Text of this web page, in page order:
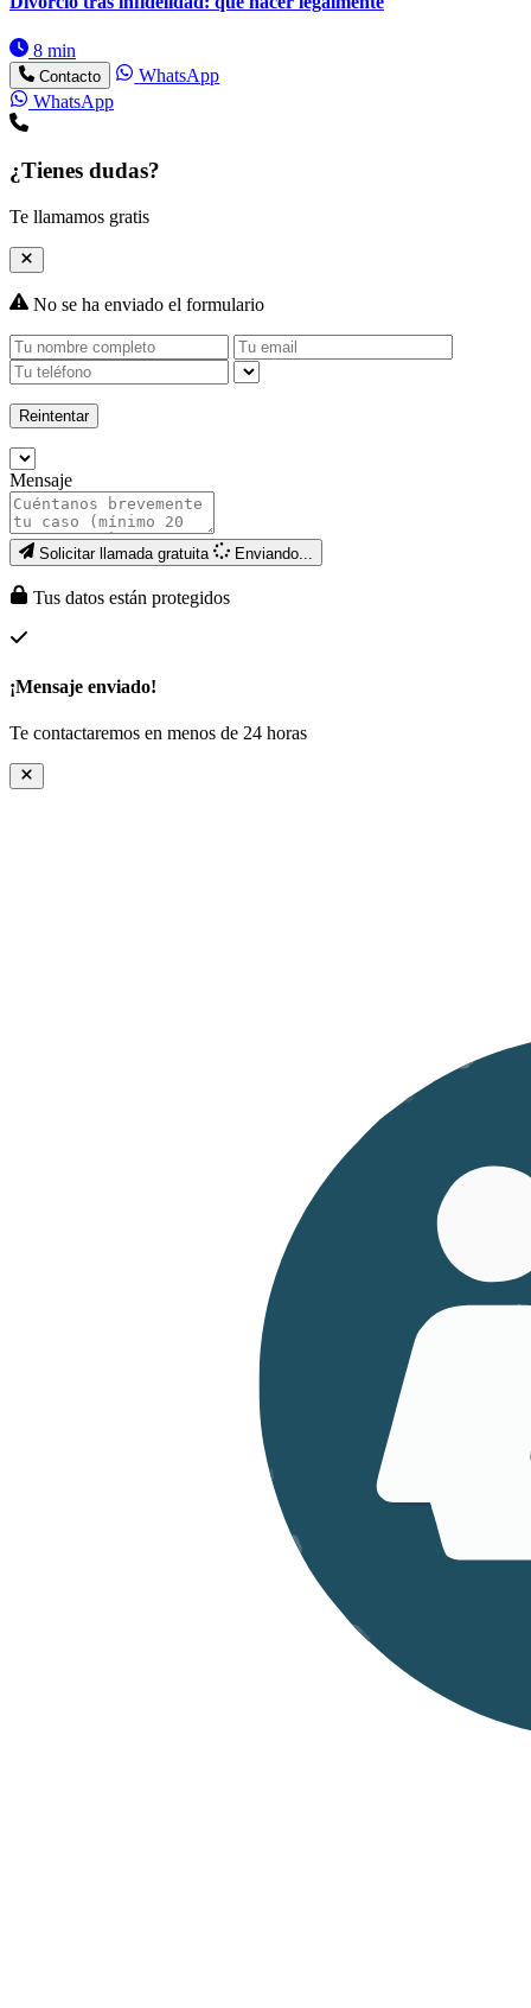
8 min
Contacto
WhatsApp
WhatsApp
¿Tienes dudas?
Te llamamos gratis
No se ha enviado el formulario
Reintentar
Mensaje
Solicitar llamada gratuita Enviando...
Tus datos están protegidos
¡Mensaje enviado!
Te contactaremos en menos de 24 horas